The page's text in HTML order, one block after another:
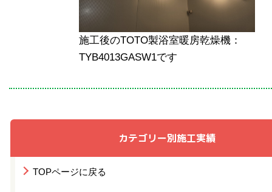
カテゴリー別施工実績
TOPページに戻る
施工後のTOTO製浴室暖房乾燥機：
TYB4013GASW1です